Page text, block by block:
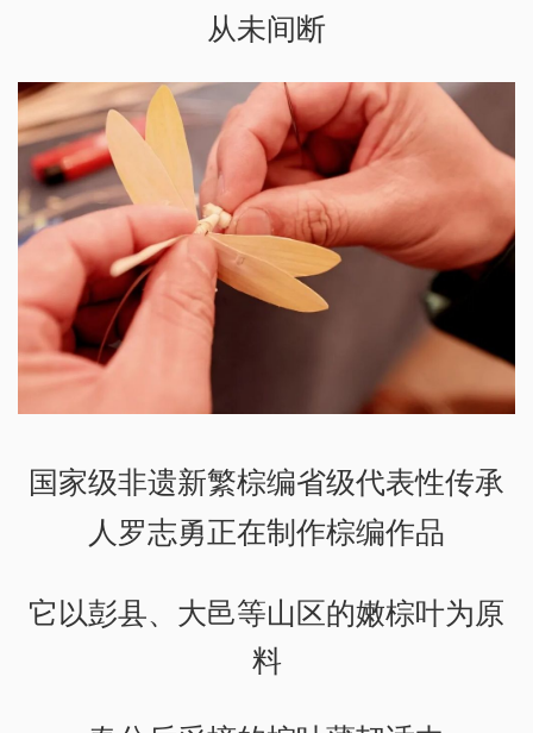
从未间断
国家级非遗新繁棕编省级代表性传承
人罗志勇正在制作棕编作品
它以彭县、大邑等山区的嫩棕叶为原
料